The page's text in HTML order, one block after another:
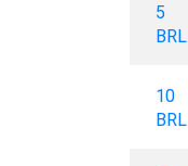
5
BRL
10
BRL